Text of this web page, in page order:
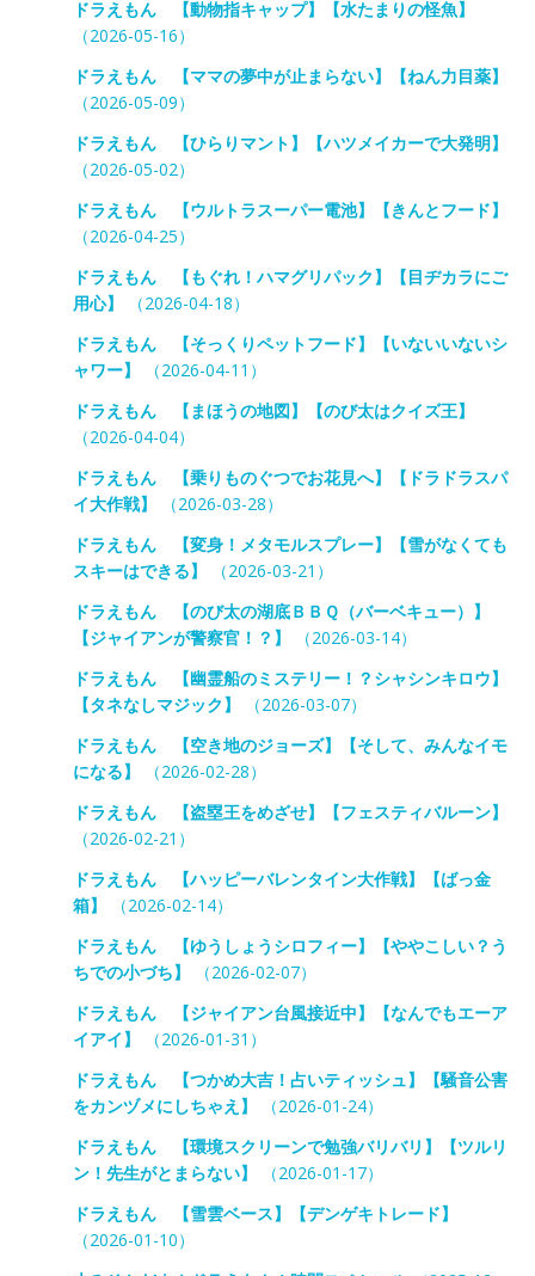
ドラえもん 【動物指キャップ】【水たまりの怪魚】
（2026-05-16）
ドラえもん 【ママの夢中が止まらない】【ねん力目薬】
（2026-05-09）
ドラえもん 【ひらりマント】【ハツメイカーで大発明】
（2026-05-02）
ドラえもん 【ウルトラスーパー電池】【きんとフード】
（2026-04-25）
ドラえもん 【もぐれ！ハマグリパック】【目ヂカラにご
用心】
（2026-04-18）
ドラえもん 【そっくりペットフード】【いないいないシ
ャワー】
（2026-04-11）
ドラえもん 【まほうの地図】【のび太はクイズ王】
（2026-04-04）
ドラえもん 【乗りものぐつでお花見へ】【ドラドラスパ
イ大作戦】
（2026-03-28）
ドラえもん 【変身！メタモルスプレー】【雪がなくても
スキーはできる】
（2026-03-21）
ドラえもん 【のび太の湖底ＢＢＱ（バーベキュー）】
【ジャイアンが警察官！？】
（2026-03-14）
ドラえもん 【幽霊船のミステリー！？シャシンキロウ】
【タネなしマジック】
（2026-03-07）
ドラえもん 【空き地のジョーズ】【そして、みんなイモ
になる】
（2026-02-28）
ドラえもん 【盗塁王をめざせ】【フェスティバルーン】
（2026-02-21）
ドラえもん 【ハッピーバレンタイン大作戦】【ばっ金
箱】
（2026-02-14）
ドラえもん 【ゆうしょうシロフィー】【ややこしい？う
ちでの小づち】
（2026-02-07）
ドラえもん 【ジャイアン台風接近中】【なんでもエーア
イアイ】
（2026-01-31）
ドラえもん 【つかめ大吉！占いティッシュ】【騒音公害
をカンヅメにしちゃえ】
（2026-01-24）
ドラえもん 【環境スクリーンで勉強バリバリ】【ツルリ
ン！先生がとまらない】
（2026-01-17）
ドラえもん 【雪雲ベース】【デンゲキトレード】
（2026-01-10）